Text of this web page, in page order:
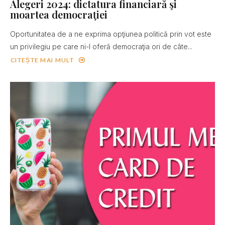
Alegeri 2024: dictatura financiară şi
moartea democraţiei
Oportunitatea de a ne exprima opţiunea politică prin vot este
un privilegiu pe care ni-l oferă democraţia ori de câte...
CITEȘTE MAI MULT